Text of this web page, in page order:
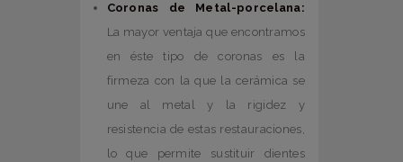
Coronas de Metal-porcelana:
La mayor ventaja que encontramos
en éste tipo de coronas es la
firmeza con la que la cerámica se
une al metal y la rigidez y
resistencia de estas restauraciones,
lo que permite sustituir dientes